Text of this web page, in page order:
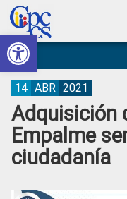
Abrir barra de
Skip
to
primary
navigation
Skip
to
main
content
Skip
to
primary
sidebar
Skip
to
footer
Consejo
de
Participación
Ciudadana
Control
Social
Construyendo
Poder
Ciudadano
Adquisición
Empalme
ciudadanía
14 ABR 2021